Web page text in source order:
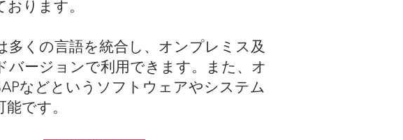
おります。
多くの言語を統合し、オンプレミス及
バージョンで利用できます。また、オ
などというソフトウェアやシステム
です。